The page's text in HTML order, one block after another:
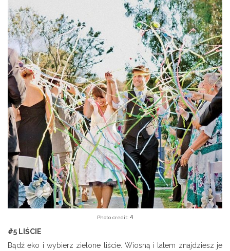
Photo credit: 4
#5 LIŚCIE
Bądź eko i wybierz zielone liście. Wiosną i latem znajdziesz je